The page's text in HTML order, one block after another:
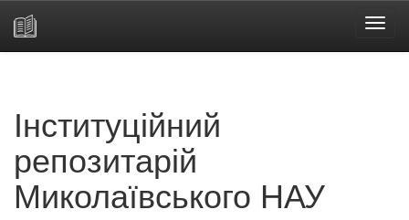
Інституційний
репозитарій
Миколаївського НАУ